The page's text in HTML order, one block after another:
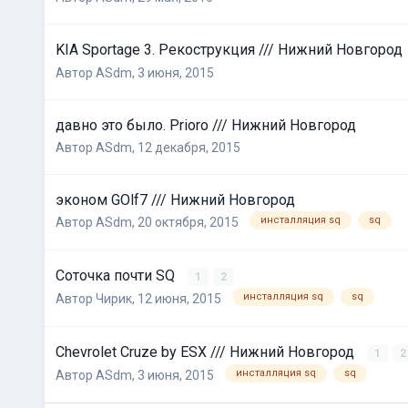
KIA Sportage 3. Рекострукция /// Нижний Новгород
Автор ASdm, 3 июня, 2015
давно это было. Prioro /// Нижний Новгород
Автор ASdm, 12 декабря, 2015
эконом GOlf7 /// Нижний Новгород
Автор ASdm, 20 октября, 2015 инсталляция sq sq
Соточка почти SQ 1 2
Автор Чирик, 12 июня, 2015 инсталляция sq sq
Chevrolet Cruze by ESX /// Нижний Новгород 1 2
Автор ASdm, 3 июня, 2015 инсталляция sq sq